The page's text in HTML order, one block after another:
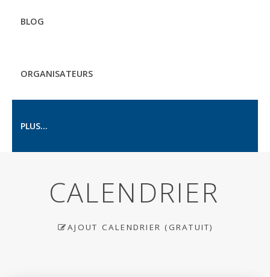
BLOG
ORGANISATEURS
PLUS...
CALENDRIER
AJOUT CALENDRIER (GRATUIT)